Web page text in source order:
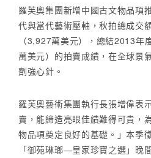
羅芙奧集團新增中國古文物品項
代與當代藝術壓軸，秋拍總成交
（3,927萬美元），總結2013
萬美元）的拍賣成績，在全球景
劑強心針。
羅芙奧藝術集團執行長張增偉表
賣，能締造亮眼佳績難得可貴，
物品項奠定良好的基礎。」本季
「御苑琳瑯—皇家珍寶之選」晚